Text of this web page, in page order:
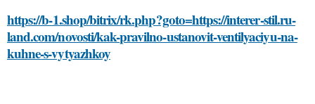
https://b-1.shop/bitrix/rk.php?goto=https://interer-stil.ru-
land.com/novosti/kak-pravilno-ustanovit-ventilyaciyu-na-
kuhne-s-vytyazhkoy